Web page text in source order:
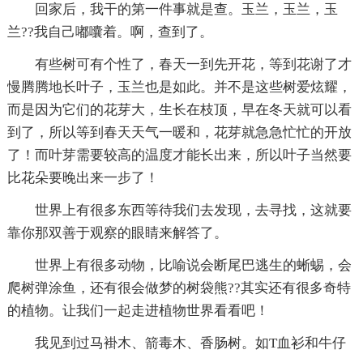
回家后，我干的第一件事就是查。玉兰，玉兰，玉
兰??我自己嘟囔着。啊，查到了。
有些树可有个性了，春天一到先开花，等到花谢了才
慢腾腾地长叶子，玉兰也是如此。并不是这些树爱炫耀，
而是因为它们的花芽大，生长在枝顶，早在冬天就可以看
到了，所以等到春天天气一暖和，花芽就急急忙忙的开放
了！而叶芽需要较高的温度才能长出来，所以叶子当然要
比花朵要晚出来一步了！
世界上有很多东西等待我们去发现，去寻找，这就要
靠你那双善于观察的眼睛来解答了。
世界上有很多动物，比喻说会断尾巴逃生的蜥蜴，会
爬树弹涂鱼，还有很会做梦的树袋熊??其实还有很多奇特
的植物。让我们一起走进植物世界看看吧！
我见到过马褂木、箭毒木、香肠树。如T血衫和牛仔